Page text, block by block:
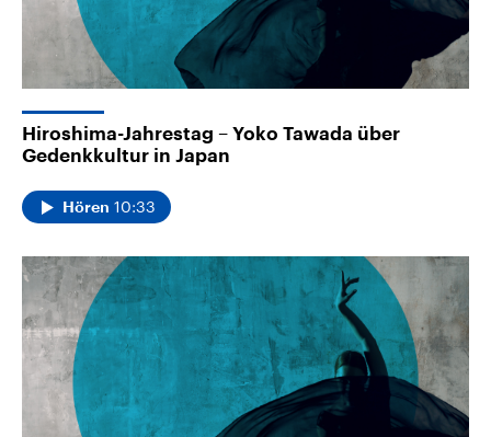
Hiroshima-Jahrestag – Yoko Tawada über
Gedenkkultur in Japan
Hören 10:33